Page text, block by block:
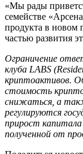
«Мы рады
семействе
продукта в новом
частью развития
Ограничение
клуба LABS
криптоактивов.
стоимость
снижаться, а
регулируются
прирост
полученной от